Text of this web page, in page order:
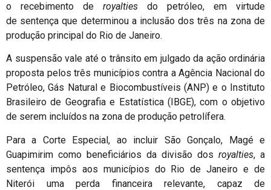
o recebimento de royalties do petróleo, em virtude
de sentença que determinou a inclusão dos três na zona de
produção principal do Rio de Janeiro.
A suspensão vale até o trânsito em julgado da ação ordinária
proposta pelos três municípios contra a Agência Nacional do
Petróleo, Gás Natural e Biocombustíveis (ANP) e o Instituto
Brasileiro de Geografia e Estatística (IBGE), com o objetivo
de serem incluídos na zona de produção petrolífera.
Para a Corte Especial, ao incluir São Gonçalo, Magé e
Guapimirim como beneficiários da divisão dos royalties, a
sentença impôs aos municípios do Rio de Janeiro e de
Niterói uma perda financeira relevante, capaz de